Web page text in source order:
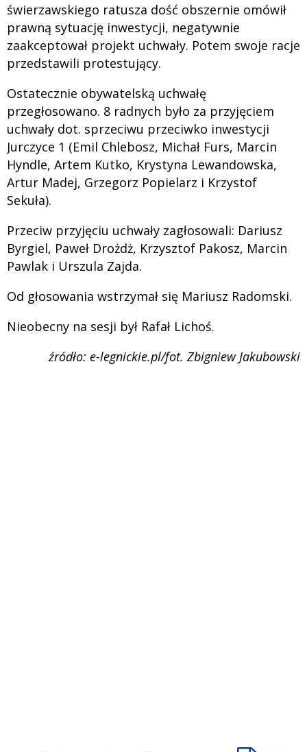
świerzawskiego ratusza dość obszernie omówił
prawną sytuację inwestycji, negatywnie
zaakceptował projekt uchwały. Potem swoje racje
przedstawili protestujący.
Ostatecznie obywatelską uchwałę
przegłosowano. 8 radnych było za przyjęciem
uchwały dot. sprzeciwu przeciwko inwestycji
Jurczyce 1 (Emil Chlebosz, Michał Furs, Marcin
Hyndle, Artem Kutko, Krystyna Lewandowska,
Artur Madej, Grzegorz Popielarz i Krzystof
Sekuła).
Przeciw przyjęciu uchwały zagłosowali: Dariusz
Byrgiel, Paweł Drożdż, Krzysztof Pakosz, Marcin
Pawlak i Urszula Zajda.
Od głosowania wstrzymał się Mariusz Radomski.
Nieobecny na sesji był Rafał Lichoś.
źródło: e-legnickie.pl/fot. Zbigniew Jakubowski